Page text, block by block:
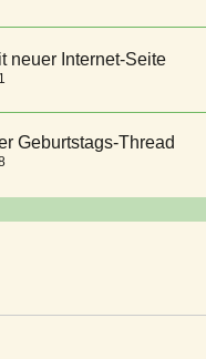
neuer Internet-Seite
Geburtstags-Thread